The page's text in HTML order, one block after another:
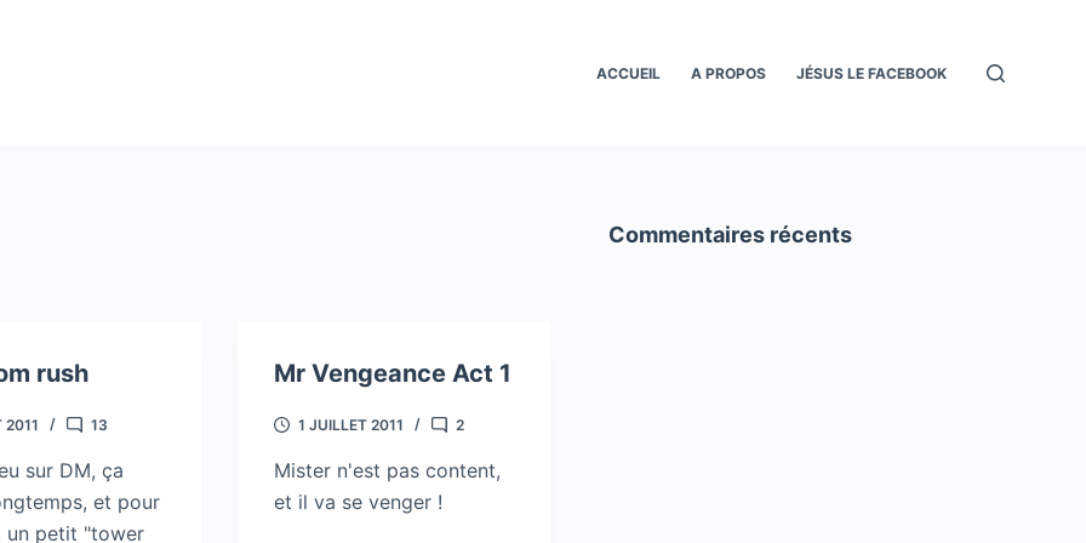
ACCUEIL A PROPOS JÉSUS LE FACEBOOK
rush
2011 13
sur DM, ça
et pour
un petit "tower
Mr Vengeance Act 1
1 JUILLET 2011 2
Mister n'est pas content,
et il va se venger !
Commentaires récents